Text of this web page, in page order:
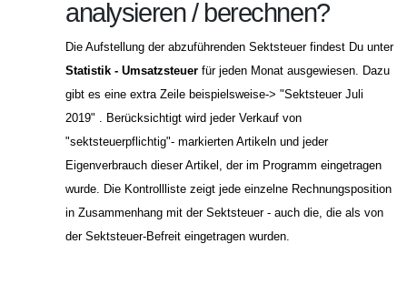
analysieren / berechnen?
Die Aufstellung der abzuführenden Sektsteuer findest Du unter
Statistik - Umsatzsteuer für jeden Monat ausgewiesen. Dazu
gibt es eine extra Zeile beispielsweise-> "Sektsteuer Juli
2019" . Berücksichtigt wird jeder Verkauf von
"sektsteuerpflichtig"- markierten Artikeln und jeder
Eigenverbrauch dieser Artikel, der im Programm eingetragen
wurde. Die Kontrollliste zeigt jede einzelne Rechnungsposition
in Zusammenhang mit der Sektsteuer - auch die, die als von
der Sektsteuer-Befreit eingetragen wurden.